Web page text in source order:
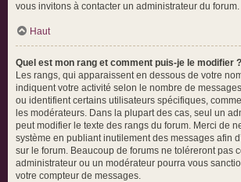
vous invitons à contacter un administrateur du forum.
Haut
Quel est mon rang et comment puis-je le modifier ?
Les rangs, qui apparaissent en dessous de votre
indiquent votre activité selon le nombre de
ou identifient certains utilisateurs spécifiques,
les modérateurs. Dans la plupart des cas, seul un
peut modifier le texte des rangs du forum. Merci de
système en publiant inutilement des messages afin
sur le forum. Beaucoup de forums ne toléreront pas
administrateur ou un modérateur pourra vous
votre compteur de messages.